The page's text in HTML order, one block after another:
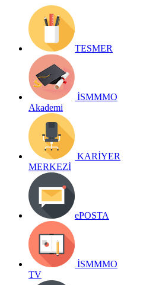
TESMER
İSMMMO
Akademi
KARİYER
MERKEZİ
ePOSTA
İSMMMO
TV